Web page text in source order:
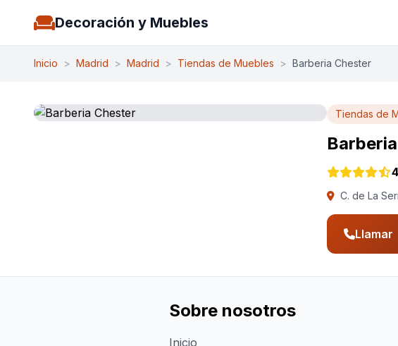
Decoración y Muebles
Inicio > Madrid > Madrid > Tiendas de Muebles > Barberia Chester
Tiendas de
C. de La
Llamar
Sobre nosotros
Inicio